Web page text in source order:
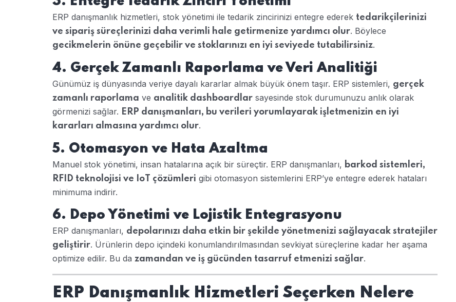
ERP danışmanlık hizmetleri, stok yönetimi ile tedarik zincirinizi entegre ederek tedarikçilerinizi
ve sipariş süreçlerinizi daha verimli hale getirmenize yardımcı olur. Böylece
gecikmelerin önüne geçebilir ve stoklarınızı en iyi seviyede tutabilirsiniz.
4. Gerçek Zamanlı Raporlama ve Veri Analitiği
Günümüz iş dünyasında veriye dayalı kararlar almak büyük önem taşır. ERP sistemleri, gerçek
zamanlı raporlama ve analitik dashboardlar sayesinde stok durumunuzu anlık olarak
görmenizi sağlar. ERP danışmanları, bu verileri yorumlayarak işletmenizin en iyi
kararları almasına yardımcı olur.
5. Otomasyon ve Hata Azaltma
Manuel stok yönetimi, insan hatalarına açık bir süreçtir. ERP danışmanları, barkod sistemleri,
RFID teknolojisi ve IoT çözümleri gibi otomasyon sistemlerini ERP’ye entegre ederek hataları
minimuma indirir.
6. Depo Yönetimi ve Lojistik Entegrasyonu
ERP danışmanları, depolarınızı daha etkin bir şekilde yönetmenizi sağlayacak stratejiler
geliştirir. Ürünlerin depo içindeki konumlandırılmasından sevkiyat süreçlerine kadar her aşama
optimize edilir. Bu da zamandan ve iş gücünden tasarruf etmenizi sağlar.
ERP Danışmanlık Hizmetleri Seçerken Nelere